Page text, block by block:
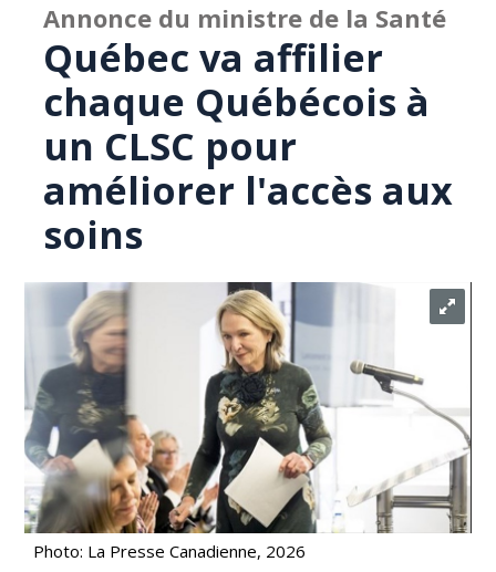
Annonce du ministre de la Santé
Québec va affilier
chaque Québécois à
un CLSC pour
améliorer l'accès aux
soins
Photo: La Presse Canadienne, 2026